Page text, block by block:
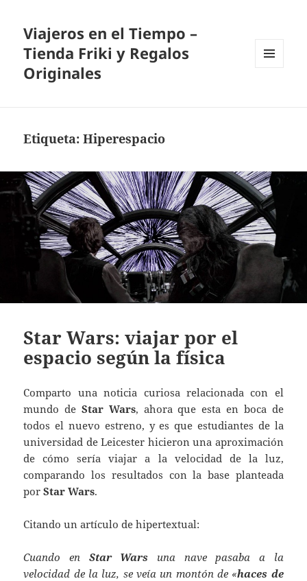
Viajeros en el Tiempo –
Tienda Friki y Regalos
Originales
Etiqueta:Hiperespacio
Star Wars: viajar por el
espacio según la física
Comparto una noticia curiosa relacionada con el
mundo deStar Wars, ahora que esta en boca de
todos el nuevo estreno, y es que estudiantes de la
universidad de Leicester hicieron una aproximación
de cómo sería viajar a la velocidad de la luz,
comparando los resultados con la base planteada
porStar Wars.
Citando un artículo de hipertextual:
Cuando en Star Wars una nave pasaba a la
velocidad de la luz, se veía un montón de «haces de